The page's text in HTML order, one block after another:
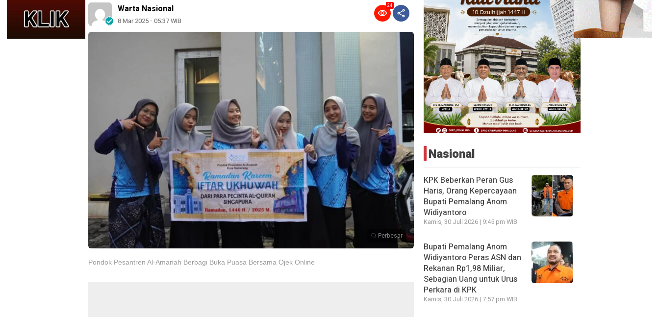
Warta Nasional
8 Mar 2025 - 05:37 WIB
24
Perbesar
Pondok Pesantren Al-Amanah Berbagi Buka Puasa Bersama Ojek Online
Nasional
KPK Beberkan Peran Gus
Haris, Orang Kepercayaan
Bupati Pemalang Anom
Widiyantoro
Kamis, 30 Juli 2026 | 9:45 pm WIB
Bupati Pemalang Anom
Widiyantoro Peras ASN dan
Rekanan Rp1,98 Miliar,
Sebagian Uang untuk Urus
Perkara di KPK
Kamis, 30 Juli 2026 | 7:57 pm WIB